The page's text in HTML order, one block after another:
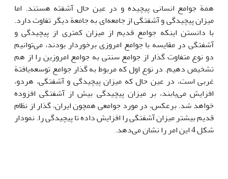
همة جوامع انسانی پیچیده و در عین حال آشفته هستند. اما
میزان پیچیدگی و آشفتگی از جامعه‌ای به جامعة دیگر تفاوت دارد.
با دانستن اینکه جوامع قدیم از میزان کمتری از پیچیدگی و
آشفتگی در مقایسه با جوامع امروزی برخوردار بودند، می‌توانیم
دو نوع متفاوت گذار از جوامع سنتی به جوامع امروزین را از هم
تشخیص دهیم. در نوع اول که مربوط به گذار جوامع توسعه‌یافتة
غربی است، در عین حال که میزان پیچیدگی و آشفتگی، هردو،
افزایش می‌یابند، بر میزان پیچیدگی بیش از آشفتگی افزوده
خواهد شد. برعکس، در مورد جوامعی همچون ایران، گذار از نظام
قدیم بیشتر میزان آشفتگی را افزایش داده تا پیچیدگی را. نمودار
شکل 4 این امر را نشان می‌دهد.